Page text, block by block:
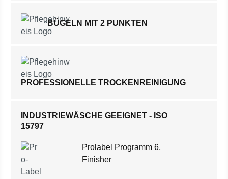
BÜGELN MIT 2 PUNKTEN
PROFESSIONELLE TROCKENREINIGUNG
INDUSTRIEWÄSCHE GEEIGNET - ISO
15797
Prolabel Programm 6,
Finisher